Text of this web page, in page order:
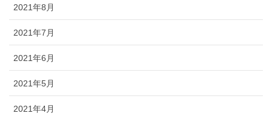
2021年8月
2021年7月
2021年6月
2021年5月
2021年4月